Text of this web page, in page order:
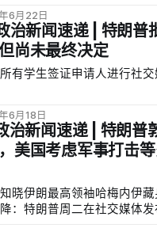
6月22日
治新闻速递 | 特朗普
尚未最终决定
有学生签证申请人进行社
6月18日
治新闻速递 | 特朗普
美国考虑军事打击
：特朗普周二在社交媒体发